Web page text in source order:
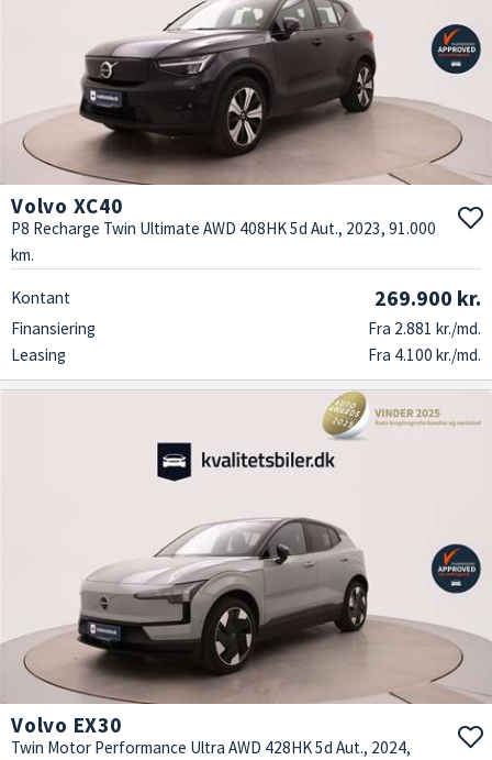
Volvo XC40
P8 Recharge Twin Ultimate AWD 408HK 5d Aut., 2023, 91.000
km.
Kontant 269.900 kr.
Finansiering
Fra 2.881 kr./md.
Leasing
Fra 4.100 kr./md.
Volvo EX30
Twin Motor Performance Ultra AWD 428HK 5d Aut., 2024,